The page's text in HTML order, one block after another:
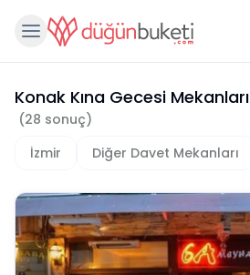
Konak Kına Gecesi Mekanları
(28 sonuç)
İzmir
Diğer Davet Mekanları